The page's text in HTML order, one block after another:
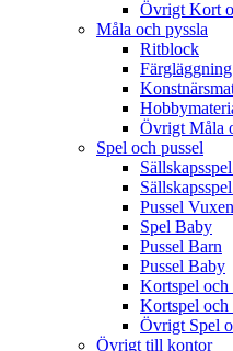
Övrigt Kort
Måla och pyssla
Ritblock
Färgläggning
Övrigt Måla
Spel och pussel
Pussel Vuxen
Spel Baby
Pussel Barn
Pussel Baby
Kortspel och
Kortspel och
Övrigt Spel
Övrigt till kontor